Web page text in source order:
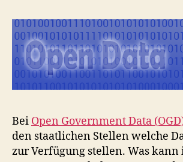
Bei Open Government Data
den staatlichen Stellen welche
zur Verfügung stellen. Was kann